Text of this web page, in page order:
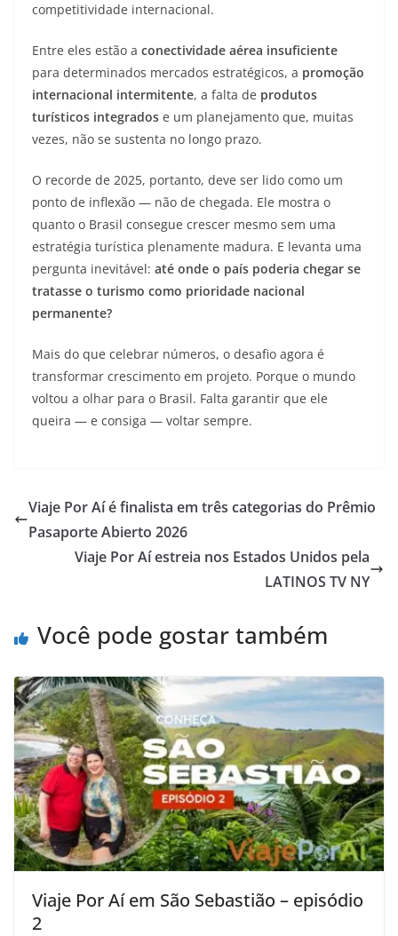
competitividade internacional.
Entre eles estão a conectividade aérea insuficiente
para determinados mercados estratégicos, a promoção
internacional intermitente, a falta de produtos
turísticos integrados e um planejamento que, muitas
vezes, não se sustenta no longo prazo.
O recorde de 2025, portanto, deve ser lido como um
ponto de inflexão — não de chegada. Ele mostra o
quanto o Brasil consegue crescer mesmo sem uma
estratégia turística plenamente madura. E levanta uma
pergunta inevitável: até onde o país poderia chegar se
tratasse o turismo como prioridade nacional
permanente?
Mais do que celebrar números, o desafio agora é
transformar crescimento em projeto. Porque o mundo
voltou a olhar para o Brasil. Falta garantir que ele
queira — e consiga — voltar sempre.
Viaje Por Aí é finalista em três categorias do Prêmio
Pasaporte Abierto 2026
Viaje Por Aí estreia nos Estados Unidos pela
LATINOS TV NY
Você pode gostar também
Viaje Por Aí em São Sebastião – episódio
2